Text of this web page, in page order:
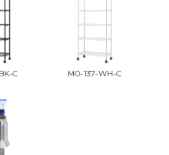
C MO-137-WH-C